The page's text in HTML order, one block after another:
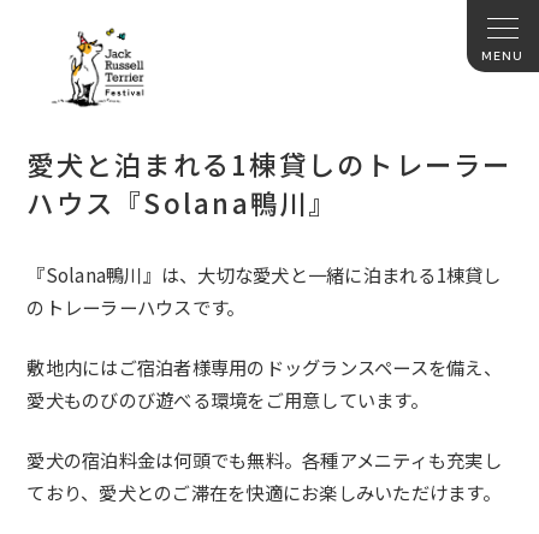
愛犬と泊まれる1棟貸しのトレーラー
ハウス『Solana鴨川』
『Solana鴨川』は、大切な愛犬と一緒に泊まれる1棟貸し
のトレーラーハウスです。
敷地内にはご宿泊者様専用のドッグランスペースを備え、
愛犬ものびのび遊べる環境をご用意しています。
愛犬の宿泊料金は何頭でも無料。各種アメニティも充実し
ており、愛犬とのご滞在を快適にお楽しみいただけます。